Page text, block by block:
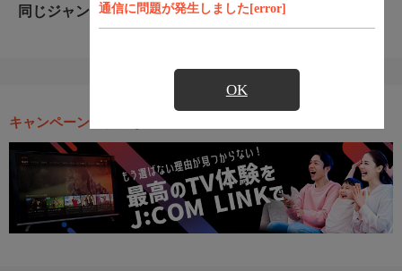
通信に問題が発生しました[error]
OK
同じジャンルのおすすめ番組
キャンペーン・お得な情報